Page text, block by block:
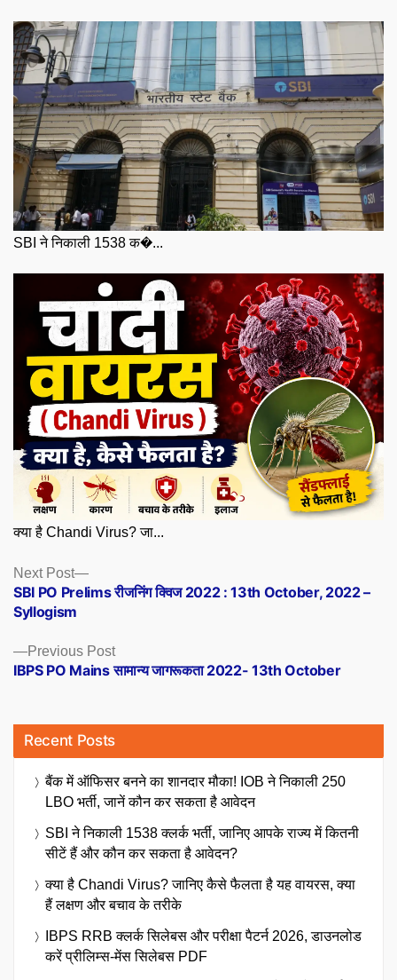
SBI ने निकाली 1538 क�...
क्या है Chandi Virus? जा...
Posts
navigation
Previous PostPrevious
post:
IBPS PO Mains सामान्य जागरूकता 2022- 13th October
Next Post
Next
post:
SBI PO Prelims रीजनिंग क्विज 2022 : 13th October, 2022 –
Syllogism
Recent Posts
बैंक में ऑफिसर बनने का शानदार मौका! IOB ने निकाली 250
LBO भर्ती, जानें कौन कर सकता है आवेदन
SBI ने निकाली 1538 क्लर्क भर्ती, जानिए आपके राज्य में कितनी
सीटें हैं और कौन कर सकता है आवेदन?
क्या है Chandi Virus? जानिए कैसे फैलता है यह वायरस, क्या
हैं लक्षण और बचाव के तरीके
IBPS RRB क्लर्क सिलेबस और परीक्षा पैटर्न 2026, डाउनलोड
करें प्रीलिम्स-मेंस सिलेबस PDF